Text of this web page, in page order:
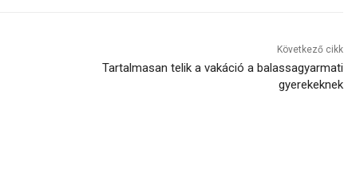
Következő cikk
Tartalmasan telik a vakáció a balassagyarmati
gyerekeknek